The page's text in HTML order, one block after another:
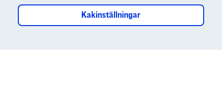
Kakinställningar